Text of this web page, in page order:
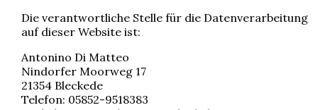
Die verantwortliche Stelle für die Datenverarbeitung
auf dieser Website ist:
Antonino Di Matteo
Nindorfer Moorweg 17
21354 Bleckede
Telefon: 05852-9518383